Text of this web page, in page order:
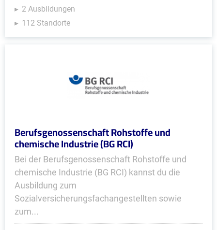
2 Ausbildungen
112 Standorte
Berufsgenossenschaft Rohstoffe und
chemische Industrie (BG RCI)
Bei der Berufsgenossenschaft Rohstoffe und
chemische Industrie (BG RCI) kannst du die
Ausbildung zum
Sozialversicherungsfachangestellten sowie
zum...